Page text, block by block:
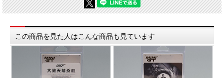
この商品を見た人はこんな商品も見ています